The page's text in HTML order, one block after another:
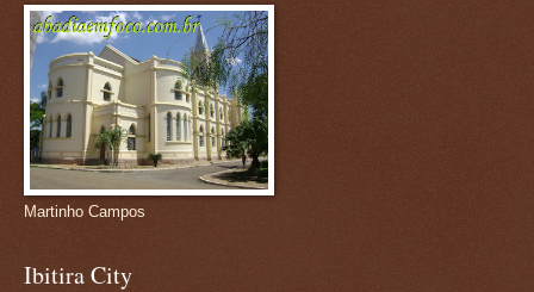
Martinho Campos
Ibitira City